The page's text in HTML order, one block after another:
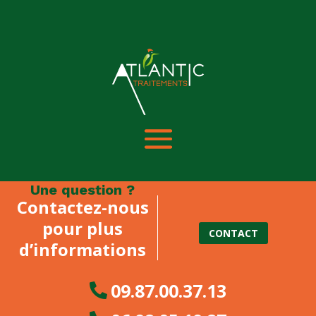
Une question ?
Contactez-nous
pour plus
d’informations
CONTACT
 09.87.00.37.13